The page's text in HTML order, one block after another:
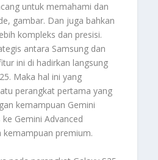
untuk memahami dan
gambar. Dan juga bahkan
kompleks dan presisi.
antara Samsung dan
ini di hadirkan langsung
Maka hal ini yang
perangkat pertama yang
kemampuan Gemini
Gemini Advanced
kemampuan premium.